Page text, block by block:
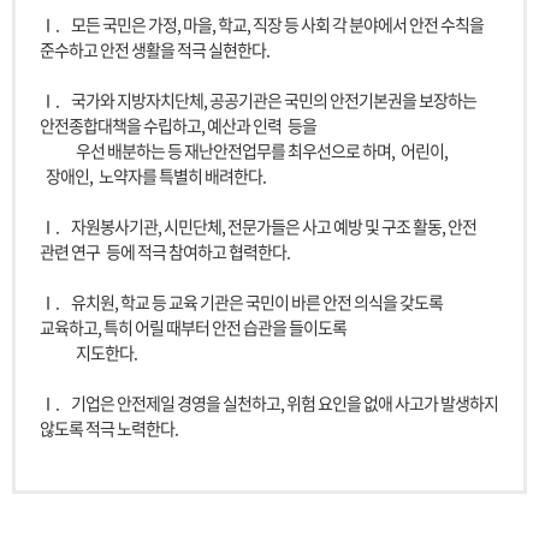
Ⅰ. 모든 국민은 가정, 마을, 학교, 직장 등 사회 각 분야에서 안전 수칙을
준수하고 안전 생활을 적극 실현한다.
Ⅰ. 국가와 지방자치단체, 공공기관은 국민의 안전기본권을 보장하는
안전종합대책을 수립하고, 예산과 인력 등을
우선 배분하는 등 재난안전업무를 최우선으로 하며, 어린이,
장애인, 노약자를 특별히 배려한다.
Ⅰ. 자원봉사기관, 시민단체, 전문가들은 사고 예방 및 구조 활동, 안전
관련 연구 등에 적극 참여하고 협력한다.
Ⅰ. 유치원, 학교 등 교육 기관은 국민이 바른 안전 의식을 갖도록
교육하고, 특히 어릴 때부터 안전 습관을 들이도록
지도한다.
Ⅰ. 기업은 안전제일 경영을 실천하고, 위험 요인을 없애 사고가 발생하지
않도록 적극 노력한다.